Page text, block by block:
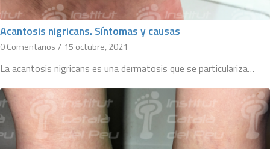
Acantosis nigricans. Síntomas y causas
0 Comentarios / 15 octubre, 2021
La acantosis nigricans es una dermatosis que se particulariza…